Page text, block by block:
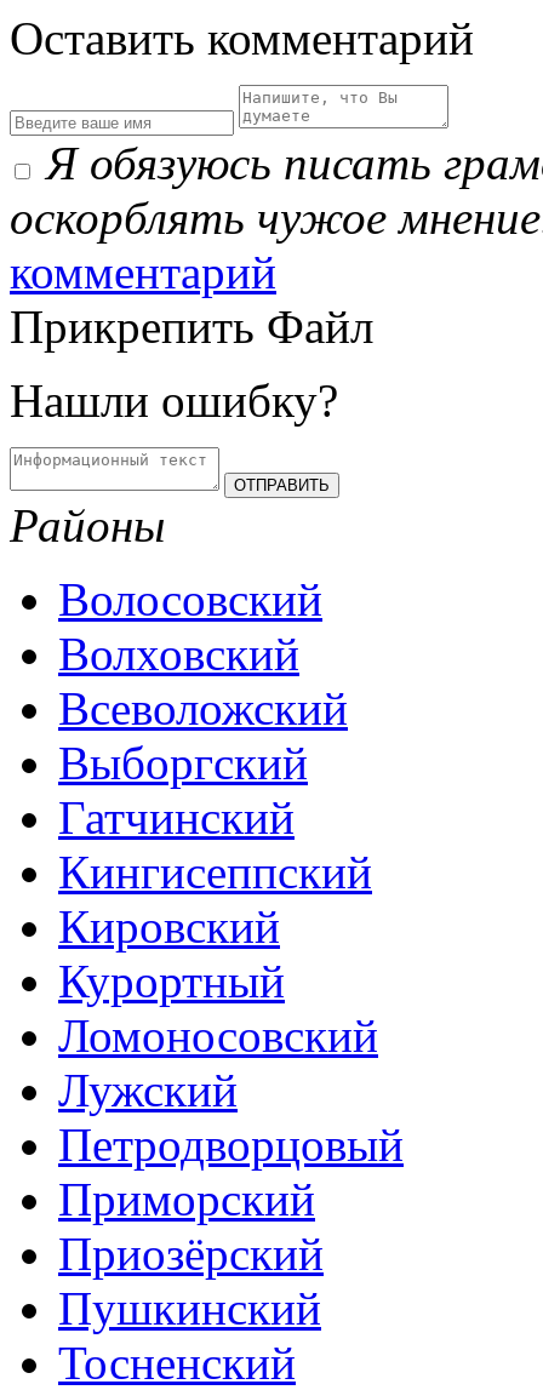
Оставить комментарий
Я обязуюсь писать
оскорблять чужое
комментарий
Прикрепить Файл
Нашли ошибку?
Районы
Волосовский
Волховский
Всеволожский
Выборгский
Гатчинский
Кингисеппский
Кировский
Курортный
Ломоносовский
Лужский
Петродворцовый
Приморский
Приозёрский
Пушкинский
Тосненский